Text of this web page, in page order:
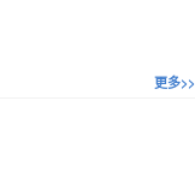
更多>>